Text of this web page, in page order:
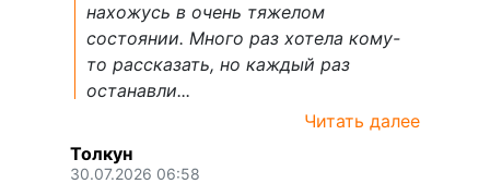
нахожусь в очень тяжелом
состоянии. Много раз хотела кому-
то рассказать, но каждый раз
останавли...
Читать далее
Толкун
30.07.2026 06:58